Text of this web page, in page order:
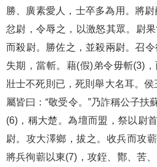
勝、廣素愛人，士卒多為用。將尉
忿尉，令辱之，以激怒其眾。尉
而殺尉。勝佐之，並殺兩尉。召
失期，當斬。藉(假)弟令毋斬(3)
壯士不死則已，死則舉大名耳。侯
屬皆曰：“敬受令。”乃詐稱公子扶
(6)，稱大楚。為壇而盟，祭以尉
尉。攻大澤鄉，拔之。收兵而攻
將兵徇蘄以東(7)，攻銍、酇、苦